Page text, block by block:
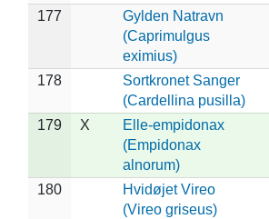
177
Gylden Natravn
(Caprimulgus
eximius)
178
Sortkronet Sanger
(Cardellina pusilla)
179 X
Elle-empidonax
(Empidonax
alnorum)
180
Hvidøjet Vireo
(Vireo griseus)